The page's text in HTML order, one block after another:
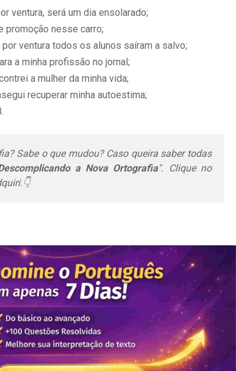
ventura, será um dia ensolarado;
promoção nesse carro;
ventura todos os alunos saíram a salvo;
a minha profissão no jornal;
a mulher da minha vida;
recuperar minha autoestima;
Sabe o que mudou? Caso queira saber todas
a Nova Ortografia". Clique no